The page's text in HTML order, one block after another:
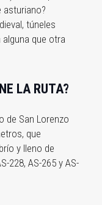
asturiano?
túneles
que otra
LA RUTA?
de San Lorenzo
que
y lleno de
228, AS-265 y AS-